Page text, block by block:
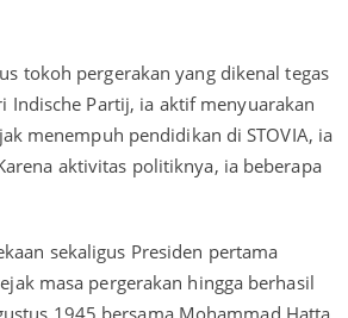
tokoh pergerakan yang dikenal tegas
Indische Partij, ia aktif menyuarakan
menempuh pendidikan di STOVIA, ia
aktivitas politiknya, ia beberapa
sekaligus Presiden pertama
masa pergerakan hingga berhasil
1945 bersama Mohammad Hatta.